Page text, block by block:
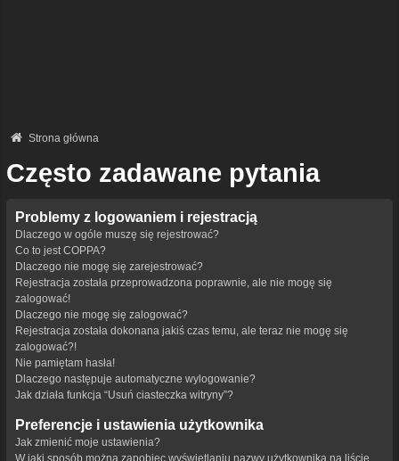
Strona główna
Często zadawane pytania
Problemy z logowaniem i rejestracją
Dlaczego w ogóle muszę się rejestrować?
Co to jest COPPA?
Dlaczego nie mogę się zarejestrować?
Rejestracja została przeprowadzona poprawnie, ale nie mogę się
zalogować!
Dlaczego nie mogę się zalogować?
Rejestracja została dokonana jakiś czas temu, ale teraz nie mogę się
zalogować?!
Nie pamiętam hasła!
Dlaczego następuje automatyczne wylogowanie?
Jak działa funkcja “Usuń ciasteczka witryny”?
Preferencje i ustawienia użytkownika
Jak zmienić moje ustawienia?